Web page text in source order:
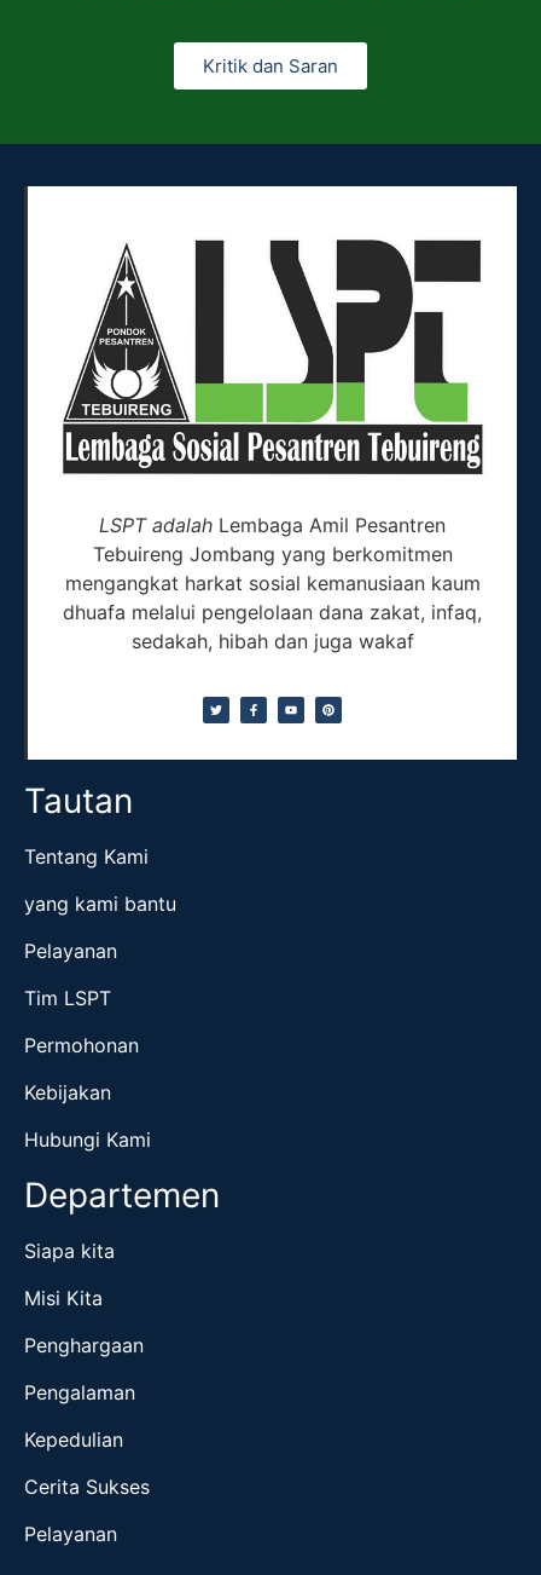
Kritik dan Saran
LSPT adalah Lembaga Amil Pesantren
Tebuireng Jombang yang berkomitmen
mengangkat harkat sosial kemanusiaan kaum
dhuafa melalui pengelolaan dana zakat, infaq,
sedakah, hibah dan juga wakaf
Tautan
Tentang Kami
yang kami bantu
Pelayanan
Tim LSPT
Permohonan
Kebijakan
Hubungi Kami
Departemen
Siapa kita
Misi Kita
Penghargaan
Pengalaman
Kepedulian
Cerita Sukses
Pelayanan